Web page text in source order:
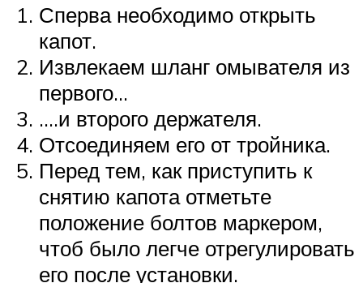
Сперва необходимо открыть
капот.
Извлекаем шланг омывателя из
первого…
….и второго держателя.
Отсоединяем его от тройника.
Перед тем, как приступить к
снятию капота отметьте
положение болтов маркером,
чтоб было легче отрегулировать
его после установки.